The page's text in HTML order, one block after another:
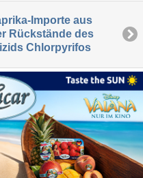
Importe aus
Rückstände des
Chlorpyrifos